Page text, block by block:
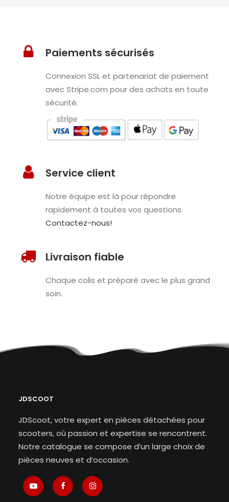
Paiements sécurisés
Connexion SSL et partenariat de paiement
avec Stripe.com pour des achats en toute
sécurité.
Service client
Notre équipe est là pour répondre
rapidement à toutes vos questions.
Contactez-nous!
Livraison fiable
Chaque colis et préparé avec le plus grand
soin.
JDSCOOT
JDScoot, votre expert en pièces détachées pour
scooters, où passion et expertise se rencontrent.
Notre catalogue se compose d’un large choix de
pièces neuves et d’occasion.